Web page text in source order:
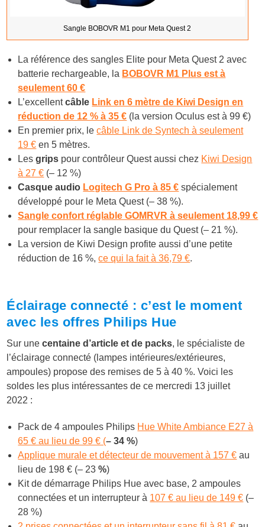
Sangle BOBOVR M1 pour Meta Quest 2
La référence des sangles Elite pour Meta Quest 2 avec
batterie rechargeable, la BOBOVR M1 Plus est à
seulement 60 €
L’excellentcâble Link en 6 mètre de Kiwi Design en
réduction de 12 % à 35 € (la version Oculus est à 99 €)
En premier prix, lecâble Link de Syntech à seulement
19 € en 5 mètres.
Lesgrips pour contrôleur Quest aussi chez Kiwi Design
à 27 € (– 12 %)
Casque audio Logitech G Pro à 85 € spécialement
développé pour le Meta Quest (– 38 %).
Sangle confort réglable GOMRVR à seulement 18,99 €
pour remplacer la sangle basique du Quest (– 21 %).
La version de Kiwi Design profite aussi d’une petite
réduction de 16 %,ce qui la fait à 36,79 €.
Éclairage connecté : c’est le moment
avec les offres Philips Hue
Sur unecentaine d’article et de packs, le spécialiste de
l’éclairage connecté (lampes intérieures/extérieures,
ampoules) propose des remises de 5 à 40 %. Voici les
soldes les plus intéressantes de ce mercredi 13 juillet
2022 :
Pack de 4 ampoules Philips Hue White Ambiance E27 à
65 € au lieu de 99 € (– 34 %)
Applique murale et détecteur de mouvement à 157 € au
lieu de 198 € (– 23%)
Kit de démarrage Philips Hue avec base, 2 ampoules
connectées et un interrupteur à 107 € au lieu de 149 € (–
28 %)